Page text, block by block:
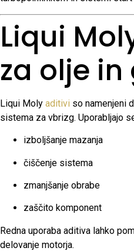
Liqui
za olje
Liqui Moly aditivi so namenjeni
sistema za vbrizg. Uporabljajo
izboljšanje mazanja
čiščenje sistema
zmanjšanje obrabe
zaščito komponent
Redna uporaba aditiva lahko
delovanje motorja.